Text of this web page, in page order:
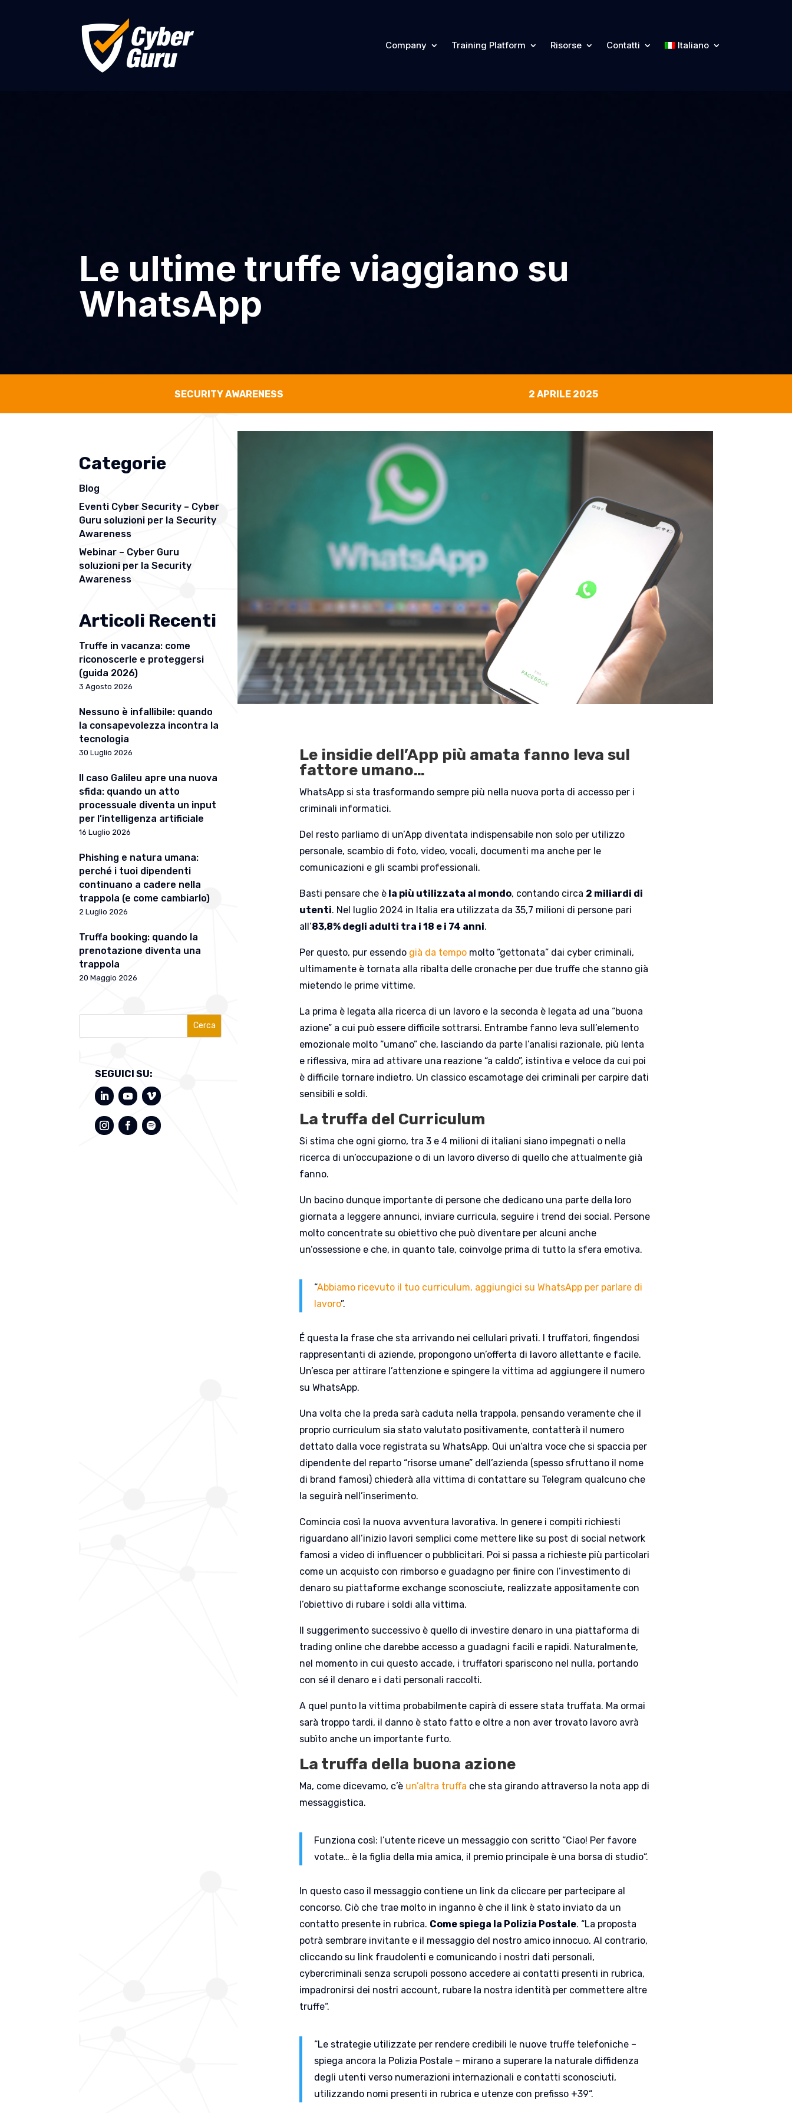
Company Training Platform Risorse Contatti Italiano
Le ultime truffe viaggiano su
WhatsApp
SECURITY AWARENESS 2 APRILE 2025
Categorie
Blog
Eventi Cyber Security – Cyber
Guru soluzioni per la Security
Awareness
Webinar – Cyber Guru
soluzioni per la Security
Awareness
Articoli Recenti
Truffe in vacanza: come
riconoscerle e proteggersi
(guida 2026)
3 Agosto 2026
Nessuno è infallibile: quando
la consapevolezza incontra la
tecnologia
30 Luglio 2026
Il caso Galileu apre una nuova
sfida: quando un atto
processuale diventa un input
per l’intelligenza artificiale
16 Luglio 2026
Phishing e natura umana:
perché i tuoi dipendenti
continuano a cadere nella
trappola (e come cambiarlo)
2 Luglio 2026
Truffa booking: quando la
prenotazione diventa una
trappola
20 Maggio 2026
Cerca
SEGUICI SU:
Le insidie dell’App più amata fanno leva sul
fattore umano…
WhatsApp si sta trasformando sempre più nella nuova porta di accesso per i
criminali informatici.
Del resto parliamo di un’App diventata indispensabile non solo per utilizzo
personale, scambio di foto, video, vocali, documenti ma anche per le
comunicazioni e gli scambi professionali.
Basti pensare che èla più utilizzata al mondo, contando circa 2 miliardi di
utenti. Nel luglio 2024 in Italia era utilizzata da 35,7 milioni di persone pari
all’83,8% degli adulti tra i 18 e i 74 anni.
Per questo, pur essendo già da tempomolto “gettonata” dai cyber criminali,
ultimamente è tornata alla ribalta delle cronache per due truffe che stanno già
mietendo le prime vittime.
La prima è legata alla ricerca di un lavoro e la seconda è legata ad una “buona
azione” a cui può essere difficile sottrarsi. Entrambe fanno leva sull’elemento
emozionale molto “umano” che, lasciando da parte l’analisi razionale, più lenta
e riflessiva, mira ad attivare una reazione “a caldo”, istintiva e veloce da cui poi
è difficile tornare indietro. Un classico escamotage dei criminali per carpire dati
sensibili e soldi.
La truffa del Curriculum
Si stima che ogni giorno, tra 3 e 4 milioni di italiani siano impegnati o nella
ricerca di un’occupazione o di un lavoro diverso di quello che attualmente già
fanno.
Un bacino dunque importante di persone che dedicano una parte della loro
giornata a leggere annunci, inviare curricula, seguire i trend dei social. Persone
molto concentrate su obiettivo che può diventare per alcuni anche
un’ossessione e che, in quanto tale, coinvolge prima di tutto la sfera emotiva.
“Abbiamo ricevuto il tuo curriculum, aggiungici su WhatsApp per parlare di
lavoro”.
É questa la frase che sta arrivando nei cellulari privati. I truffatori, fingendosi
rappresentanti di aziende, propongono un’offerta di lavoro allettante e facile.
Un’esca per attirare l’attenzione e spingere la vittima ad aggiungere il numero
su WhatsApp.
Una volta che la preda sarà caduta nella trappola, pensando veramente che il
proprio curriculum sia stato valutato positivamente, contatterà il numero
dettato dalla voce registrata su WhatsApp. Qui un’altra voce che si spaccia per
dipendente del reparto “risorse umane” dell’azienda (spesso sfruttano il nome
di brand famosi) chiederà alla vittima di contattare su Telegram qualcuno che
la seguirà nell’inserimento.
Comincia così la nuova avventura lavorativa. In genere i compiti richiesti
riguardano all’inizio lavori semplici come mettere like su post di social network
famosi a video di influencer o pubblicitari. Poi si passa a richieste più particolari
come un acquisto con rimborso e guadagno per finire con l’investimento di
denaro su piattaforme exchange sconosciute, realizzate appositamente con
l’obiettivo di rubare i soldi alla vittima.
Il suggerimento successivo è quello di investire denaro in una piattaforma di
trading online che darebbe accesso a guadagni facili e rapidi. Naturalmente,
nel momento in cui questo accade, i truffatori spariscono nel nulla, portando
con sé il denaro e i dati personali raccolti.
A quel punto la vittima probabilmente capirà di essere stata truffata. Ma ormai
sarà troppo tardi, il danno è stato fatto e oltre a non aver trovato lavoro avrà
subìto anche un importante furto.
La truffa della buona azione
Ma, come dicevamo, c’è un’altra truffa che sta girando attraverso la nota app di
messaggistica.
Funziona così: l’utente riceve un messaggio con scritto “Ciao! Per favore
votate… è la figlia della mia amica, il premio principale è una borsa di studio“.
In questo caso il messaggio contiene un link da cliccare per partecipare al
concorso. Ciò che trae molto in inganno è che il link è stato inviato da un
contatto presente in rubrica. Come spiega la Polizia Postale. “La proposta
potrà sembrare invitante e il messaggio del nostro amico innocuo. Al contrario,
cliccando su link fraudolenti e comunicando i nostri dati personali,
cybercriminali senza scrupoli possono accedere ai contatti presenti in rubrica,
impadronirsi dei nostri account, rubare la nostra identità per commettere altre
truffe“.
“Le strategie utilizzate per rendere credibili le nuove truffe telefoniche –
spiega ancora la Polizia Postale – mirano a superare la naturale diffidenza
degli utenti verso numerazioni internazionali e contatti sconosciuti,
utilizzando nomi presenti in rubrica e utenze con prefisso +39“.